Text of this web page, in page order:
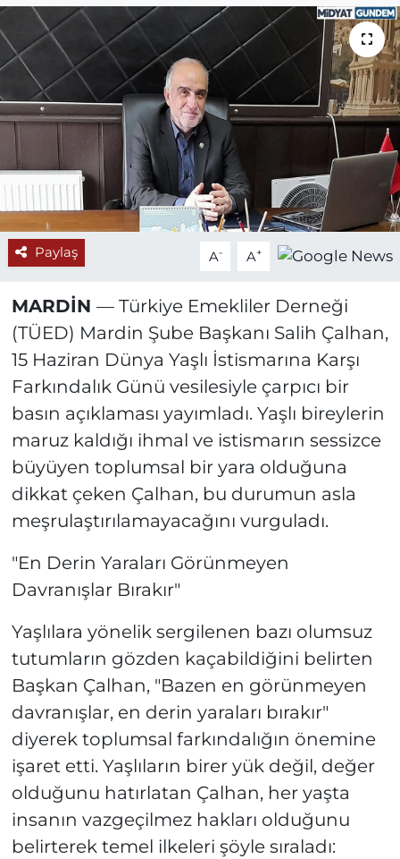
Paylaş A- A+
MARDİN — Türkiye Emekliler Derneği
(TÜED) Mardin Şube Başkanı Salih Çalhan,
15 Haziran Dünya Yaşlı İstismarına Karşı
Farkındalık Günü vesilesiyle çarpıcı bir
basın açıklaması yayımladı. Yaşlı bireylerin
maruz kaldığı ihmal ve istismarın sessizce
büyüyen toplumsal bir yara olduğuna
dikkat çeken Çalhan, bu durumun asla
meşrulaştırılamayacağını vurguladı.
"En Derin Yaraları Görünmeyen
Davranışlar Bırakır"
Yaşlılara yönelik sergilenen bazı olumsuz
tutumların gözden kaçabildiğini belirten
Başkan Çalhan, "Bazen en görünmeyen
davranışlar, en derin yaraları bırakır"
diyerek toplumsal farkındalığın önemine
işaret etti. Yaşlıların birer yük değil, değer
olduğunu hatırlatan Çalhan, her yaşta
insanın vazgeçilmez hakları olduğunu
belirterek temel ilkeleri şöyle sıraladı: